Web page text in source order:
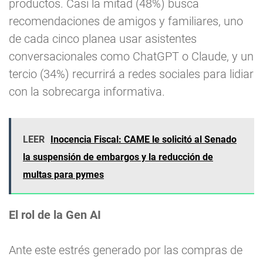
productos. Casi la mitad (48%) busca
recomendaciones de amigos y familiares, uno
de cada cinco planea usar asistentes
conversacionales como ChatGPT o Claude, y un
tercio (34%) recurrirá a redes sociales para lidiar
con la sobrecarga informativa.
LEER
Inocencia Fiscal: CAME le solicitó al Senado
la suspensión de embargos y la reducción de
multas para pymes
El rol de la Gen AI
Ante este estrés generado por las compras de